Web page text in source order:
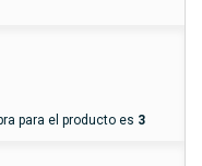
para el producto es 3